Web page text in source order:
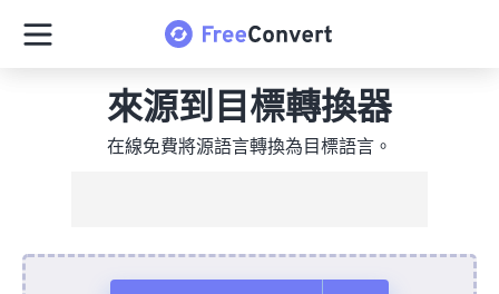
來源到目標轉換器
在線免費將源語言轉換為目標語言。